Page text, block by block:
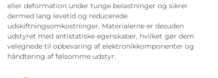
eller deformation under tunge belastninger og sikrer
dermed lang levetid og reducerede
udskiftningsomkostninger. Materialerne er desuden
udstyret med antistatiske egenskaber, hvilket gør dem
velegnede til opbevaring af elektronikkomponenter og
håndtering af følsomme udstyr.